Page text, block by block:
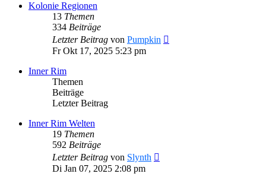
Kolonie Regionen
13 Themen
334 Beiträge
Letzter Beitrag von Pumpkin
Fr Okt 17, 2025 5:23 pm
Inner Rim
Themen
Beiträge
Letzter Beitrag
Inner Rim Welten
19 Themen
592 Beiträge
Letzter Beitrag von Slynth
Di Jan 07, 2025 2:08 pm